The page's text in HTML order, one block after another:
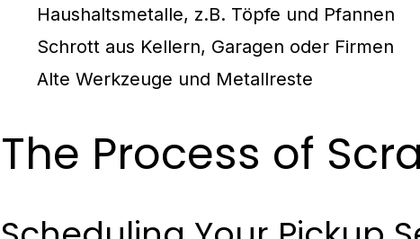
Haushaltsmetalle, z.B. Töpfe und Pfannen
Schrott aus Kellern, Garagen oder Firmen
Alte Werkzeuge und Metallreste
The Process of